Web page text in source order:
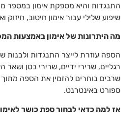
התנגדות והיא מספקת אימון במספר
שיפוע שלילי עבור אימון חיטוב, חיזוק
מה היתרונות של אימון באמצעות
הספה עוזרת לייצר התנגדות ולבנות
רגליים, שרירי ידיים, שרירי בטן ושאר
שרבים בוחרים להזמין את הספה מתוך
ספורט באינטרנט.
אז למה כדאי לבחור ספת כושר